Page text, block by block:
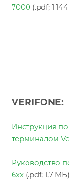
7000 (.pdf; 1
VERIFONE:
Инструкция
терминалом
Руководство
6xx (.pdf; 1,7 MБ)